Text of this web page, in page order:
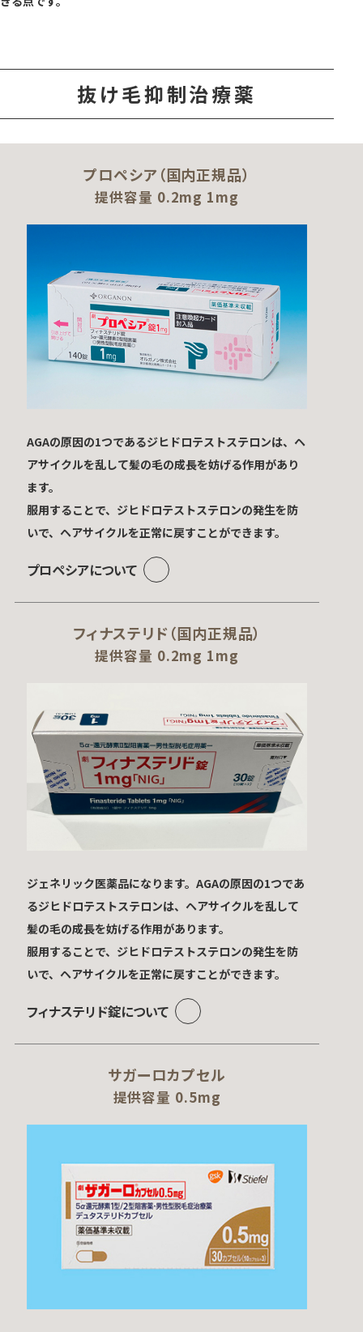
抜け毛抑制治療薬
プロペシア（国内正規品）
提供容量 0.2mg 1mg
AGAの原因の1つであるジヒドロテストステロンは、ヘ
アサイクルを乱して髪の毛の成長を妨げる作用があり
ます。
服用することで、ジヒドロテストステロンの発生を防
いで、ヘアサイクルを正常に戻すことができます。
プロペシアについて
フィナステリド（国内正規品）
提供容量 0.2mg 1mg
ジェネリック医薬品になります。AGAの原因の1つであ
るジヒドロテストステロンは、ヘアサイクルを乱して
髪の毛の成長を妨げる作用があります。
服用することで、ジヒドロテストステロンの発生を防
いで、ヘアサイクルを正常に戻すことができます。
フィナステリド錠について
サガーロカプセル
提供容量 0.5mg